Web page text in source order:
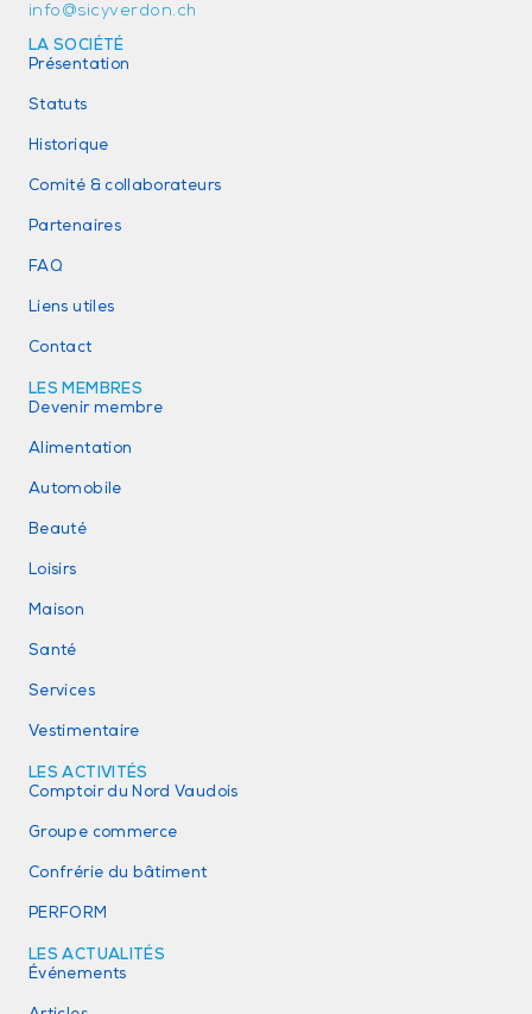
info@sicyverdon.ch
LA SOCIÉTÉ
Présentation
Statuts
Historique
Comité & collaborateurs
Partenaires
FAQ
Liens utiles
Contact
LES MEMBRES
Devenir membre
Alimentation
Automobile
Beauté
Loisirs
Maison
Santé
Services
Vestimentaire
LES ACTIVITÉS
Comptoir du Nord Vaudois
Groupe commerce
Confrérie du bâtiment
PERFORM
LES ACTUALITÉS
Événements